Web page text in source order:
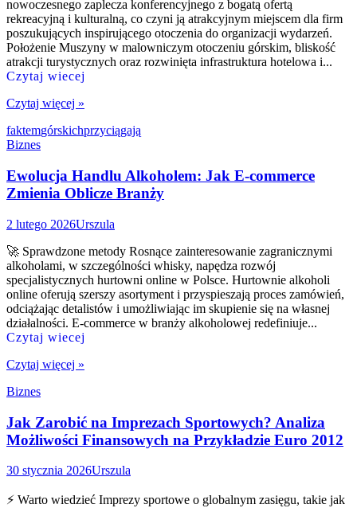
nowoczesnego zaplecza konferencyjnego z bogatą ofertą
rekreacyjną i kulturalną, co czyni ją atrakcyjnym miejscem dla firm
poszukujących inspirującego otoczenia do organizacji wydarzeń.
Położenie Muszyny w malowniczym otoczeniu górskim, bliskość
atrakcji turystycznych oraz rozwinięta infrastruktura hotelowa i...
Czytaj wiecej
Czytaj więcej »
faktemgórskichprzyciągają
Biznes
Ewolucja Handlu Alkoholem: Jak E-commerce
Zmienia Oblicze Branży
2 lutego 2026Urszula
🚀 Sprawdzone metody Rosnące zainteresowanie zagranicznymi
alkoholami, w szczególności whisky, napędza rozwój
specjalistycznych hurtowni online w Polsce. Hurtownie alkoholi
online oferują szerszy asortyment i przyspieszają proces zamówień,
odciążając detalistów i umożliwiając im skupienie się na własnej
działalności. E-commerce w branży alkoholowej redefiniuje...
Czytaj wiecej
Czytaj więcej »
Biznes
Jak Zarobić na Imprezach Sportowych? Analiza
Możliwości Finansowych na Przykładzie Euro 2012
30 stycznia 2026Urszula
⚡ Warto wiedzieć Imprezy sportowe o globalnym zasięgu, takie jak